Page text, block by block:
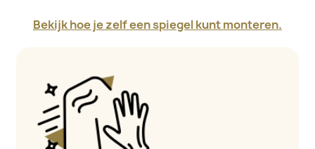
Bekijk hoe je zelf een spiegel kunt monteren.